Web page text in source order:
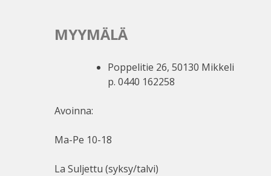
MYYMÄLÄ
Poppelitie 26, 50130 Mikkeli
p. 0440 162258
Avoinna:
Ma-Pe 10-18
La Suljettu (syksy/talvi)